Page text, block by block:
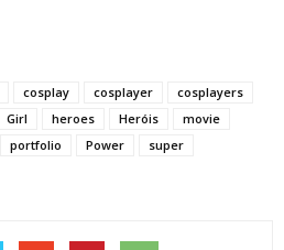
cosplay cosplayer
cosplayers
Girl heroes Heróis
movie
portfolio Power
super